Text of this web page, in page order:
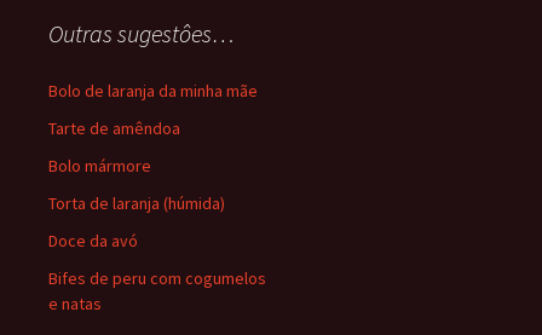
Outras sugestôes…
Bolo de laranja da minha mãe
Tarte de amêndoa
Bolo mármore
Torta de laranja (húmida)
Doce da avó
Bifes de peru com cogumelos
e natas